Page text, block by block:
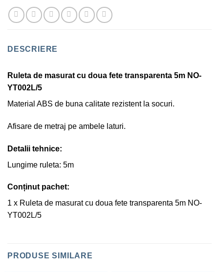
DESCRIERE
Ruleta de masurat cu doua fete transparenta 5m NO-
YT002L/5
Material ABS de buna calitate rezistent la socuri.
Afisare de metraj pe ambele laturi.
Detalii tehnice:
Lungime ruleta: 5m
Conținut pachet:
1 x Ruleta de masurat cu doua fete transparenta 5m NO-
YT002L/5
PRODUSE SIMILARE